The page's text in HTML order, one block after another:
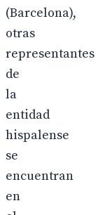
(Barcelona),
otras
representantes
de
la
entidad
hispalense
se
encuentran
en